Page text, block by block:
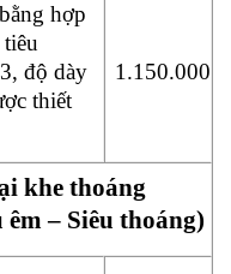
hợp
độ dày
thiết
1.150.000
khe thoáng
– Siêu thoáng)